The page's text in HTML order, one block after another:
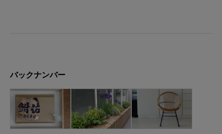
バックナンバー